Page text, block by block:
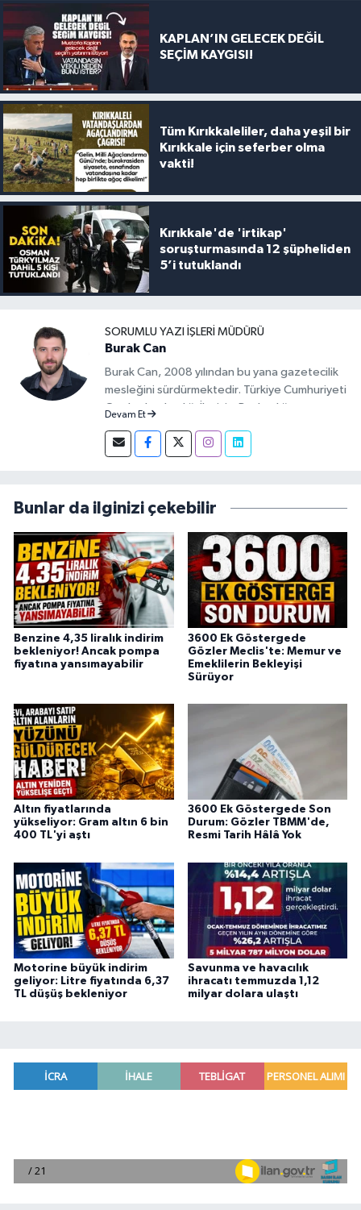
KAPLAN’IN GELECEK DEĞİL
SEÇİM KAYGISI!
Tüm Kırıkkaleliler, daha yeşil bir
Kırıkkale için seferber olma
vakti!
Kırıkkale'de 'irtikap'
soruşturmasında 12 şüpheliden
5’i tutuklandı
SORUMLU YAZI İŞLERI MÜDÜRÜ
Burak Can
Burak Can, 2008 yılından bu yana gazetecilik
mesleğini sürdürmektedir. Türkiye Cumhuriyeti
Cumhurbaşkanlığı İletişim Başkanlığı
2026 yılları arasında Demirören Haber Ajansı
(DHA) Kırıkkale Muhabiri olarak görev yapan
olarak sürdürmektedir.
Devam Et
Bunlar da ilginizi çekebilir
Benzine 4,35 liralık indirim
bekleniyor! Ancak pompa
fiyatına yansımayabilir
3600 Ek Göstergede
Gözler Meclis'te: Memur ve
Emeklilerin Bekleyişi
Sürüyor
Altın fiyatlarında
yükseliyor: Gram altın 6 bin
400 TL'yi aştı
3600 Ek Göstergede Son
Durum: Gözler TBMM'de,
Resmi Tarih Hâlâ Yok
Motorine büyük indirim
geliyor: Litre fiyatında 6,37
TL düşüş bekleniyor
Savunma ve havacılık
ihracatı temmuzda 1,12
milyar dolara ulaştı